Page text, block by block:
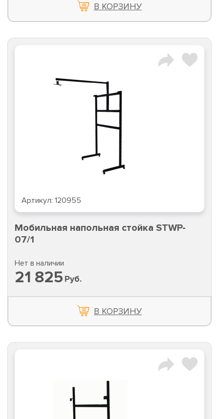
В КОРЗИНУ
Артикул: 120955
Мобильная напольная стойка STWP-
07/1
Нет в наличии
21 825 Руб.
В КОРЗИНУ